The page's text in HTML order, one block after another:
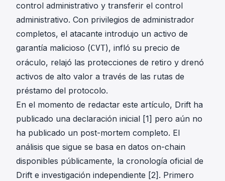
control administrativo y transferir el control
administrativo. Con privilegios de administrador
completos, el atacante introdujo un activo de
garantía malicioso (CVT), infló su precio de
oráculo, relajó las protecciones de retiro y drenó
activos de alto valor a través de las rutas de
préstamo del protocolo.
En el momento de redactar este artículo, Drift ha
publicado una declaración inicial [1] pero aún no
ha publicado un post-mortem completo. El
análisis que sigue se basa en datos on-chain
disponibles públicamente, la cronología oficial de
Drift e investigación independiente [2]. Primero